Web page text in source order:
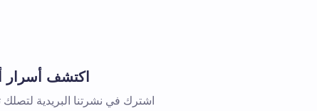
اكتشف أسرار
اشترك في نشرتنا البريدية